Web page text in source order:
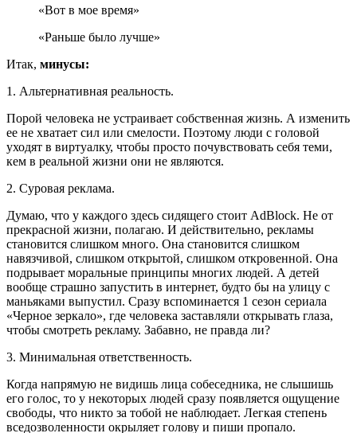
«Вот в мое время»
«Раньше было лучше»
Итак, минусы:
1. Альтернативная реальность.
Порой человека не устраивает собственная жизнь. А изменить
ее не хватает сил или смелости. Поэтому люди с головой
уходят в виртуалку, чтобы просто почувствовать себя теми,
кем в реальной жизни они не являются.
2. Суровая реклама.
Думаю, что у каждого здесь сидящего стоит AdBlock. Не от
прекрасной жизни, полагаю. И действительно, рекламы
становится слишком много. Она становится слишком
навязчивой, слишком открытой, слишком откровенной. Она
подрывает моральные принципы многих людей. А детей
вообще страшно запустить в интернет, будто бы на улицу с
маньяками выпустил. Сразу вспоминается 1 сезон сериала
«Черное зеркало», где человека заставляли открывать глаза,
чтобы смотреть рекламу. Забавно, не правда ли?
3. Минимальная ответственность.
Когда напрямую не видишь лица собеседника, не слышишь
его голос, то у некоторых людей сразу появляется ощущение
свободы, что никто за тобой не наблюдает. Легкая степень
вседозволенности окрыляет голову и пиши пропало.